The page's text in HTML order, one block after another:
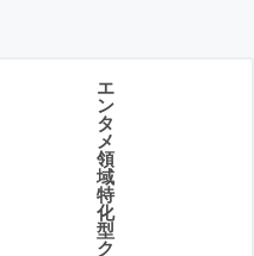
エ
ン
タ
メ
領
域
特
化
型
ク